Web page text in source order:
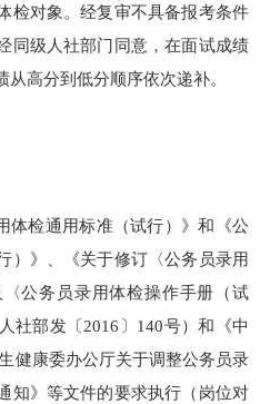
对象。经复审不具备报考条件
同级人社部门同意，在面试成绩
高分到低分顺序依次递补。
检通用标准（试行）》和《公
）》、《关于修订〈公务员录用
公务员录用体检操作手册（试
社部发〔2016〕140号）和《中
健康委办公厅关于调整公务员录
知》等文件的要求执行（岗位对